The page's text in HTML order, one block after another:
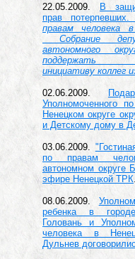
22.05.2009.
В
прав
правам человека
Собрание
автономного
поддержать
инициативу коллег
02.06.2009.
Уполномоченного
Ненецком округе
и Детскому дому в
03.06.2009.
по правам
автономном округе
эфире Ненецкой ТРК
08.06.2009.
ребенка в
Головань и
человека в
Дульнев